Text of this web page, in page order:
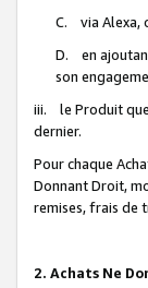
C. via Alexa,
D. en
son
iii. le Produit que
dernier.
Pour chaque
Donnant Droit,
remises, frais de
2. Achats Ne